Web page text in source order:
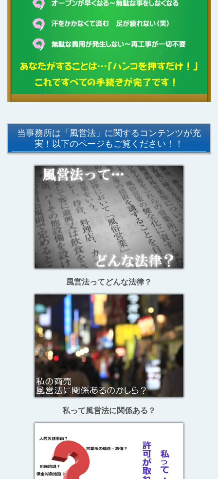
当事務所は「風営法」に関するコンテンツが充
実！以下のページもご覧ください！！
風営法ってどんな法律？
私って風営法に関係ある？